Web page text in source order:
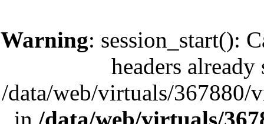
Warning: session_start():
headers
/data/web/virtuals/